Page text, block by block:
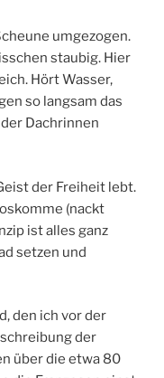
umgezogen.
staubig. Hier
Hört Wasser,
so langsam das
Dachrinnen
der Freiheit lebt.
(nackt
ist alles ganz
setzen und
den ich vor der
der
über die etwa 80